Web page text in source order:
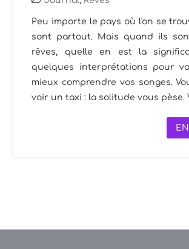
Peu importe le pays où l'on se
sont partout. Mais quand ils
rêves, quelle en est la
quelques interprétations pour
mieux comprendre vos songes.
voir un taxi : la solitude vous pèse.